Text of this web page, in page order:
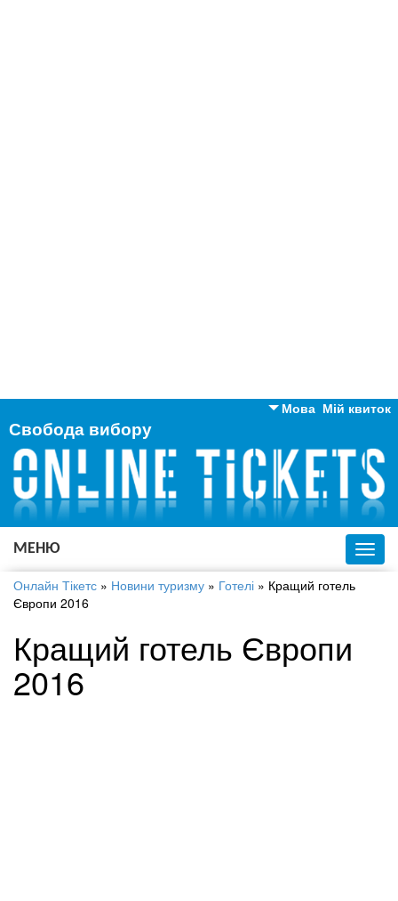
Мій квиток
Мова
Англійська
Російська
Українська
Свобода вибору
МЕНЮ
Онлайн Тікетс » Новини туризму » Готелі » Кращий готель
Європи 2016
Кращий готель Європи
2016